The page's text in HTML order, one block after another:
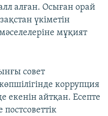
алған. Осыған орай
үкіметін
мұқият
совет
коррупция
екенін айтқан. Есепте